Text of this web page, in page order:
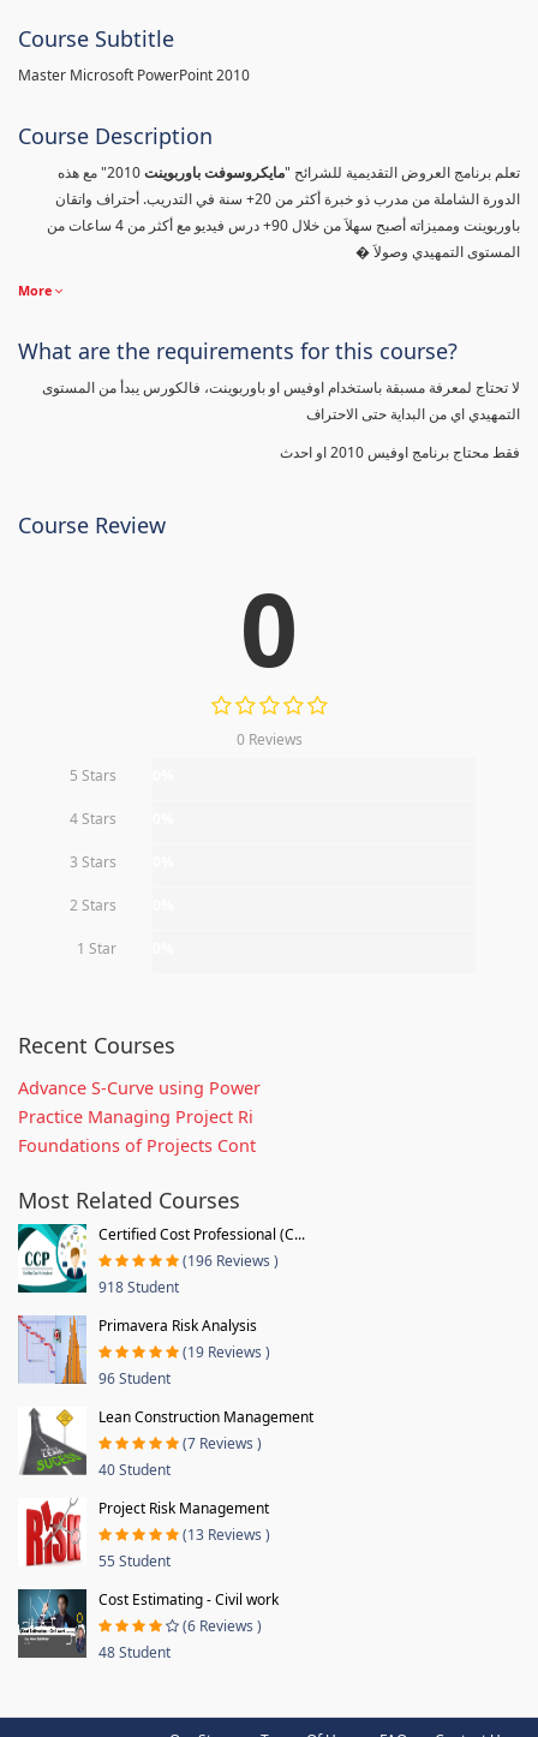
Course Subtitle
Master Microsoft PowerPoint 2010
Course Description
تعلم برنامج العروض التقديمية للشرائح "مايكروسوفت باوربوينت
2010" مع هذه
الدورة الشاملة من مدرب ذو خبرة أكثر من 20+ سنة في التدريب. أحتراف واتقان
باوربوينت ومميزاته أصبح سهلاَ من خلال 90+ درس فيديو مع أكثر من 4 ساعات من
المستوى التمهيدي وصولاَ �
More
What are the requirements for this course?
لا تحتاج لمعرفة مسبقة باستخدام اوفيس او باوربوينت، فالكورس يبدأ من المستوى
التمهيدي اي من البداية حتى الاحتراف
فقط محتاج برنامج اوفيس 2010 او احدث
Course Review
0
0 Reviews
5 Stars
4 Stars
3 Stars
2 Stars
1 Star
Recent Courses
Advance S-Curve using Power
Practice Managing Project Ri
Foundations of Projects Cont
Most Related Courses
Certified Cost Professional (C...
(196 Reviews )
918 Student
Primavera Risk Analysis
(19 Reviews )
96 Student
Lean Construction Management
(7 Reviews )
40 Student
Project Risk Management
(13 Reviews )
55 Student
Cost Estimating - Civil work
(6 Reviews )
48 Student